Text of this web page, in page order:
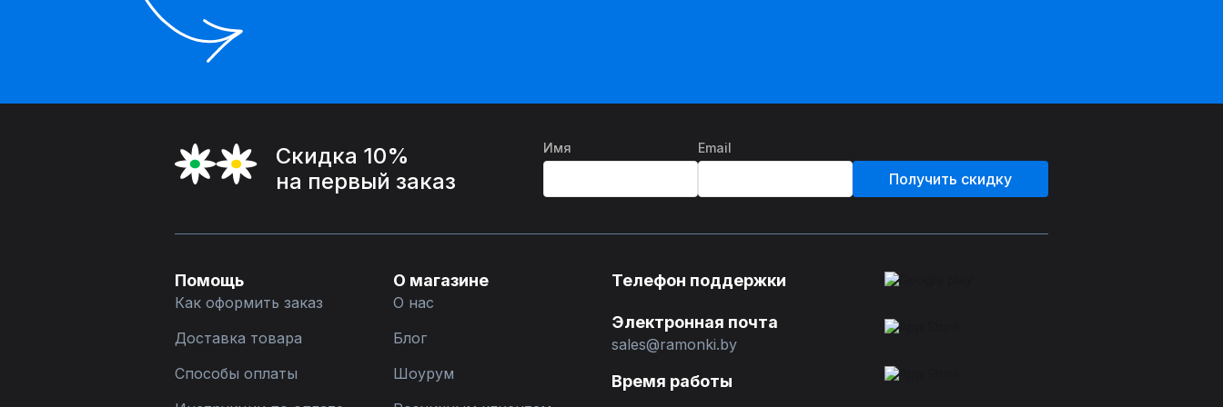
Скидка 10%
на первый заказ
Имя Email
Получить скидку
Помощь
Как оформить заказ
Доставка товара
Способы оплаты
О магазине
О нас
Блог
Шоурум
Телефон поддержки
Электронная почта
sales@ramonki.by
Время работы